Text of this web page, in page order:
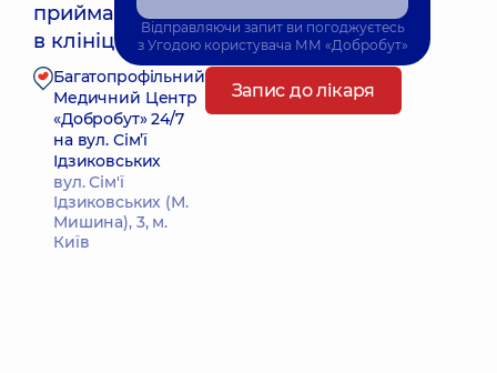
приймає
в клініці
Найближчий час прийому: 09.08.2026 8:30
Багатопрофільний
Медичний Центр
«Добробут» 24/7
на вул. Сім’ї
Ідзиковських
вул. Сім'ї
Ідзиковських (М.
Мишина), 3, м.
Київ
Запис до лікаря
Відправляючи запит ви погоджуєтесь
з Угодою користувача ММ «Добробут»